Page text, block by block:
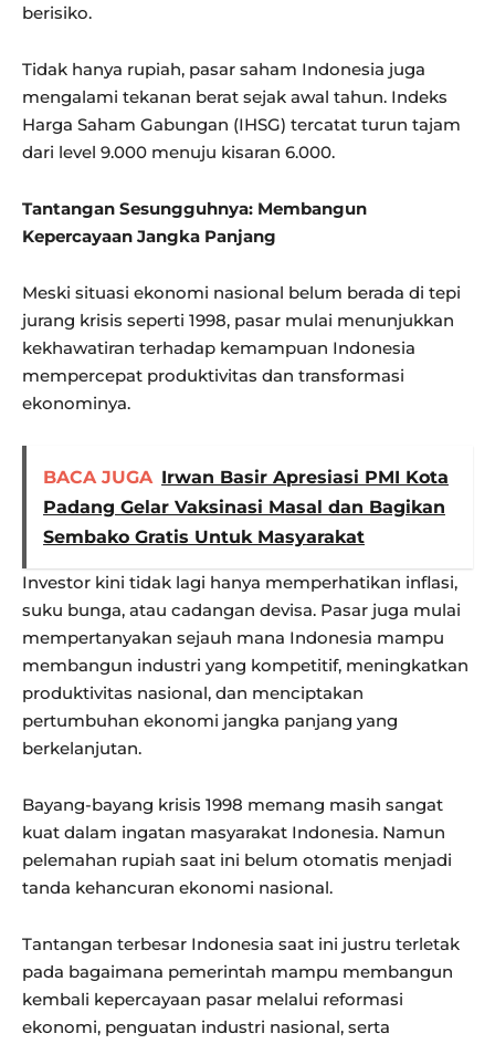
berisiko.
Tidak hanya rupiah, pasar saham Indonesia juga
mengalami tekanan berat sejak awal tahun. Indeks
Harga Saham Gabungan (IHSG) tercatat turun tajam
dari level 9.000 menuju kisaran 6.000.
Tantangan Sesungguhnya: Membangun
Kepercayaan Jangka Panjang
Meski situasi ekonomi nasional belum berada di tepi
jurang krisis seperti 1998, pasar mulai menunjukkan
kekhawatiran terhadap kemampuan Indonesia
mempercepat produktivitas dan transformasi
ekonominya.
BACA JUGA Irwan Basir Apresiasi PMI Kota
Padang Gelar Vaksinasi Masal dan Bagikan
Sembako Gratis Untuk Masyarakat
Investor kini tidak lagi hanya memperhatikan inflasi,
suku bunga, atau cadangan devisa. Pasar juga mulai
mempertanyakan sejauh mana Indonesia mampu
membangun industri yang kompetitif, meningkatkan
produktivitas nasional, dan menciptakan
pertumbuhan ekonomi jangka panjang yang
berkelanjutan.
Bayang-bayang krisis 1998 memang masih sangat
kuat dalam ingatan masyarakat Indonesia. Namun
pelemahan rupiah saat ini belum otomatis menjadi
tanda kehancuran ekonomi nasional.
Tantangan terbesar Indonesia saat ini justru terletak
pada bagaimana pemerintah mampu membangun
kembali kepercayaan pasar melalui reformasi
ekonomi, penguatan industri nasional, serta